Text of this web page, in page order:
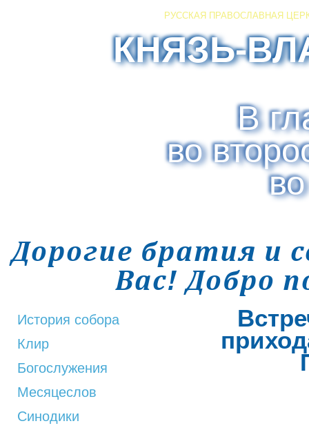
РУССКАЯ ПРАВОСЛАВНАЯ
КНЯЗЬ-
В
во
Дорогие братия и
Вас! Добро
История собора
Клир
Богослужения
Месяцеслов
Синодики